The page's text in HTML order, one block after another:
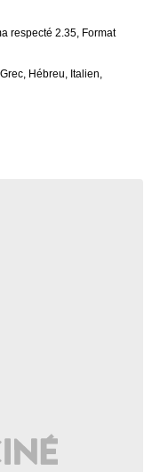
respecté 2.35, Format
Hébreu, Italien,